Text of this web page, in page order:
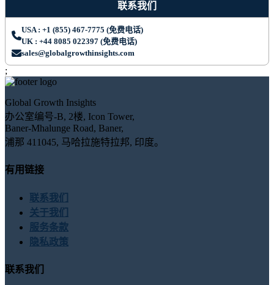
联系我们
USA : +1 (855) 467-7775 (免费电话)
UK : +44 8085 022397 (免费电话)
sales@globalgrowthinsights.com
;
Global Growth Insights
办公室编号-B, 2楼, Icon Tower,
Baner-Mhalunge Road, Baner,
浦那 411045, 马哈拉施特拉邦, 印度。
有用链接
联系我们
关于我们
服务条款
隐私政策
联系我们